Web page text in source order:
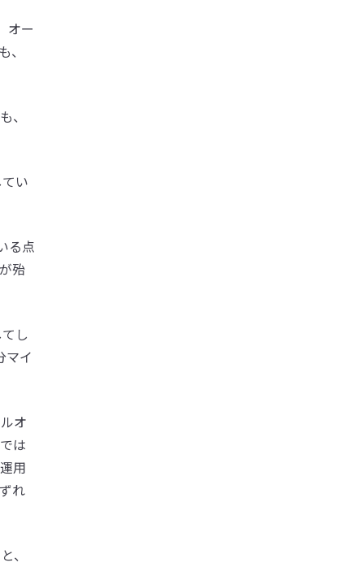
オー
、
、
い
る点
殆
し
マイ
オ
は
用
れ
、